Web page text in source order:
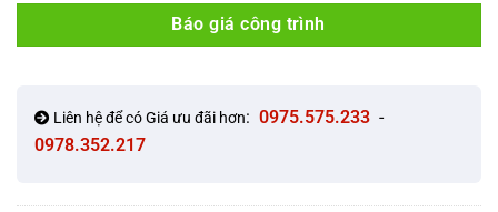
Báo giá công trình
Liên hệ để có Giá ưu đãi hơn: 0975.575.233-
0978.352.217